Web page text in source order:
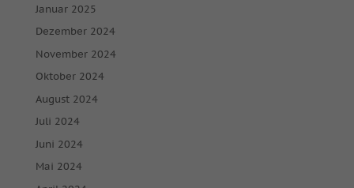
Januar 2025
Dezember 2024
November 2024
Oktober 2024
August 2024
Juli 2024
Juni 2024
Mai 2024